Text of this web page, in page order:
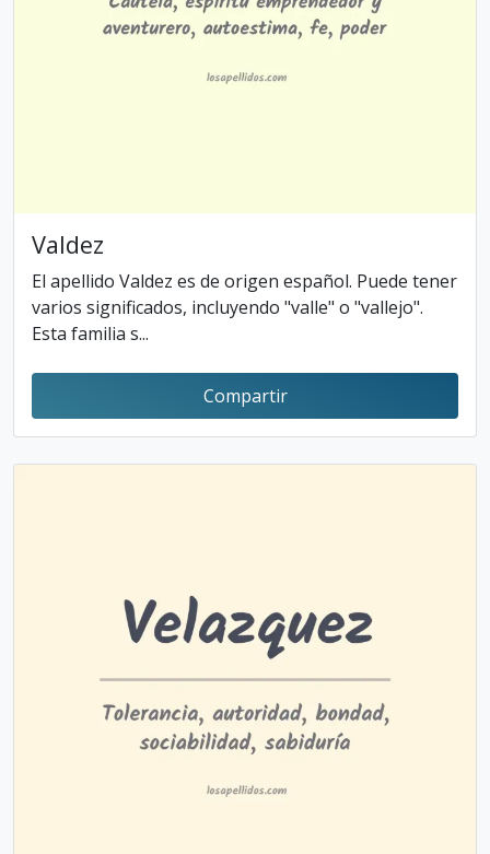
Valdez
El apellido Valdez es de origen español. Puede tener
varios significados, incluyendo "valle" o "vallejo".
Esta familia s...
Compartir